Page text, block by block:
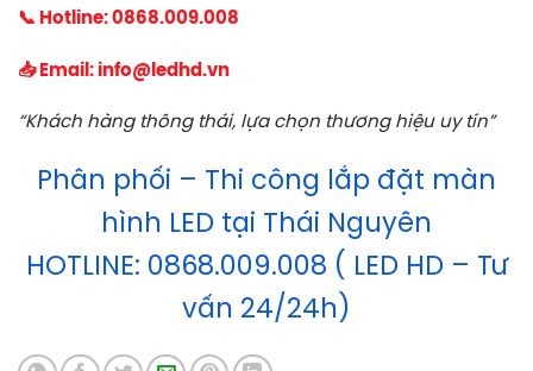
📞 Hotline:0868.009.008
📥 Email: info@ledhd.vn
“Khách hàng thông thái, lựa chọn thương hiệu uy tín”
Phân phối – Thi công lắp đặt màn
hình LED tại Thái Nguyên
HOTLINE: 0868.009.008 ( LED HD – Tư
vấn 24/24h)